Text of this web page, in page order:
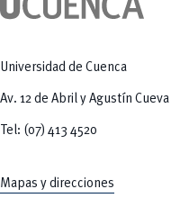
Universidad de Cuenca
Av. 12 de Abril y Agustín Cueva
Tel: (07) 413 4520
Mapas y direcciones